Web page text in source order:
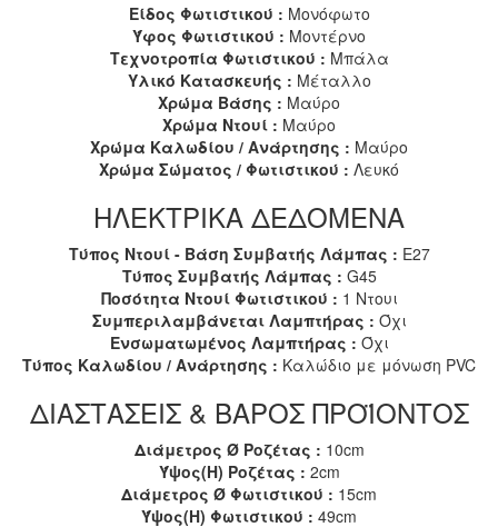
Είδος Φωτιστικού : Μονόφωτο
Ύφος Φωτιστικού : Μοντέρνο
Τεχνοτροπία Φωτιστικού : Μπάλα
Υλικό Κατασκευής : Μέταλλο
Χρώμα Βάσης : Μαύρο
Χρώμα Ντουί : Μαύρο
Χρώμα Καλωδίου / Ανάρτησης : Μαύρο
Χρώμα Σώματος / Φωτιστικού : Λευκό
ΗΛΕΚΤΡΙΚΑ ΔΕΔΟΜΕΝΑ
Τύπος Ντουί - Βάση Συμβατής Λάμπας : E27
Τύπος Συμβατής Λάμπας : G45
Ποσότητα Ντουί Φωτιστικού : 1 Ντουι
Συμπεριλαμβάνεται Λαμπτήρας : Όχι
Ενσωματωμένος Λαμπτήρας : Όχι
Τύπος Καλωδίου / Ανάρτησης : Καλώδιο με μόνωση PVC
ΔΙΑΣΤΑΣΕΙΣ & ΒΑΡΟΣ ΠΡΟΪΟΝΤΟΣ
Διάμετρος Ø Ροζέτας : 10cm
Ύψος(H) Ροζέτας : 2cm
Διάμετρος Ø Φωτιστικού : 15cm
Ύψος(H) Φωτιστικού : 49cm